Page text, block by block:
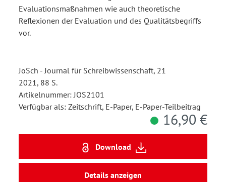
Evaluationsmaßnahmen wie auch theoretische
Reflexionen der Evaluation und des Qualitätsbegriffs
vor.
JoSch - Journal für Schreibwissenschaft, 21
2021, 88 S.
Artikelnummer: JOS2101
Verfügbar als: Zeitschrift, E-Paper, E-Paper-Teilbeitrag
16,90 €
Download
Details anzeigen